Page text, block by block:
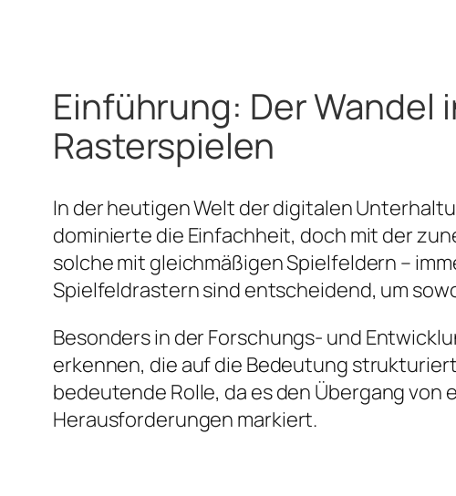
Einführung: Der Wandel
Rasterspielen
In der heutigen Welt der digitalen
dominierte die Einfachheit, doch mit der
solche mit gleichmäßigen Spielfeldern –
Spielfeldrastern sind entscheidend, um
Besonders in der Forschungs- und
erkennen, die auf die Bedeutung
bedeutende Rolle, da es den Übergang
Herausforderungen markiert.